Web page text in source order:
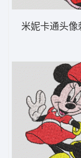
米妮卡通头